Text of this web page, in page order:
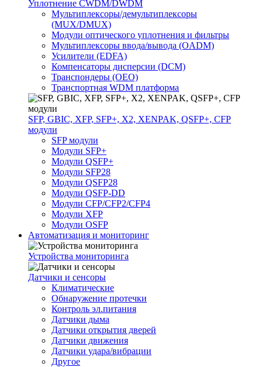
Уплотнение CWDM/DWDM
Мультиплексоры/демультиплексоры
(MUX/DMUX)
Модули оптического уплотнения и фильтры
Мультиплексоры ввода/вывода (OADM)
Усилители (EDFA)
Компенсаторы дисперсии (DCM)
Транспондеры (OEO)
Транспортная WDM платформа
SFP, GBIC, XFP, SFP+, X2, XENPAK, QSFP+, CFP
модули
SFP модули
Модули SFP+
Модули QSFP+
Модули SFP28
Модули QSFP28
Модули QSFP-DD
Модули CFP/CFP2/CFP4
Модули XFP
Модули OSFP
Автоматизация и мониторинг
Устройства мониторинга
Датчики и сенсоры
Климатические
Обнаружение протечки
Контроль эл.питания
Датчики дыма
Датчики открытия дверей
Датчики движения
Датчики удара/вибрации
Другое